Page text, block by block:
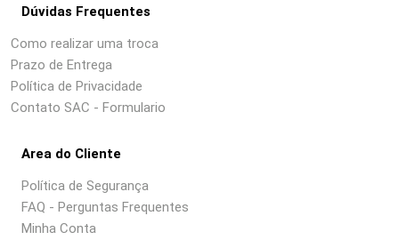
Dúvidas Frequentes
Como realizar uma troca
Prazo de Entrega
Política de Privacidade
Contato SAC - Formulario
Area do Cliente
Política de Segurança
FAQ - Perguntas Frequentes
Minha Conta